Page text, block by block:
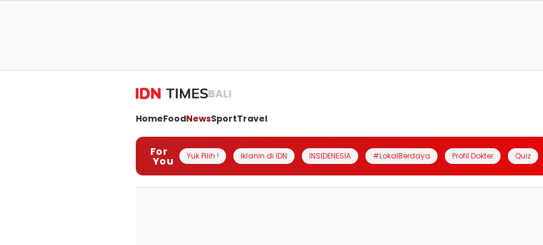
BALI
HomeFoodNewsSportTravel
For
You Yuk Pilih ! Iklanin di IDN INSIDENESIA #LokalBerdaya Profil Dokter Quiz